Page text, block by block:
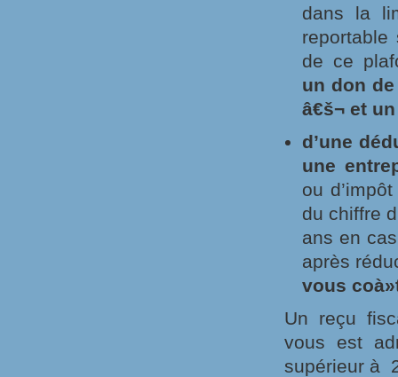
dans la
de ce
un don
â€š¬ et
d’une
une
ou
du chiffre
ans en
après
vous
Un reçu
vous est
supérieur à